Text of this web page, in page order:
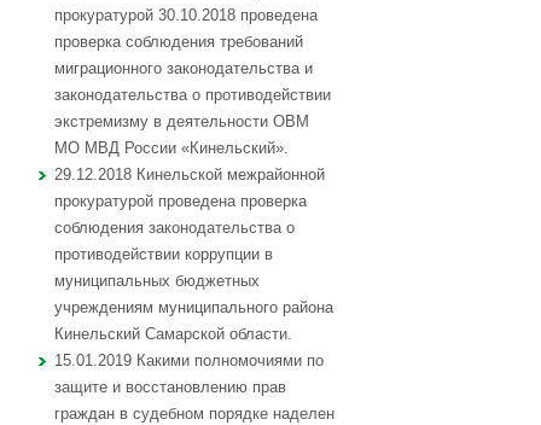
прокуратурой 30.10.2018 проведена
проверка соблюдения требований
миграционного законодательства и
законодательства о противодействии
экстремизму в деятельности ОВМ
МО МВД России «Кинельский».
29.12.2018 Кинельской межрайонной
прокуратурой проведена проверка
соблюдения законодательства о
противодействии коррупции в
муниципальных бюджетных
учреждениям муниципального района
Кинельский Самарской области.
15.01.2019 Какими полномочиями по
защите и восстановлению прав
граждан в судебном порядке наделен